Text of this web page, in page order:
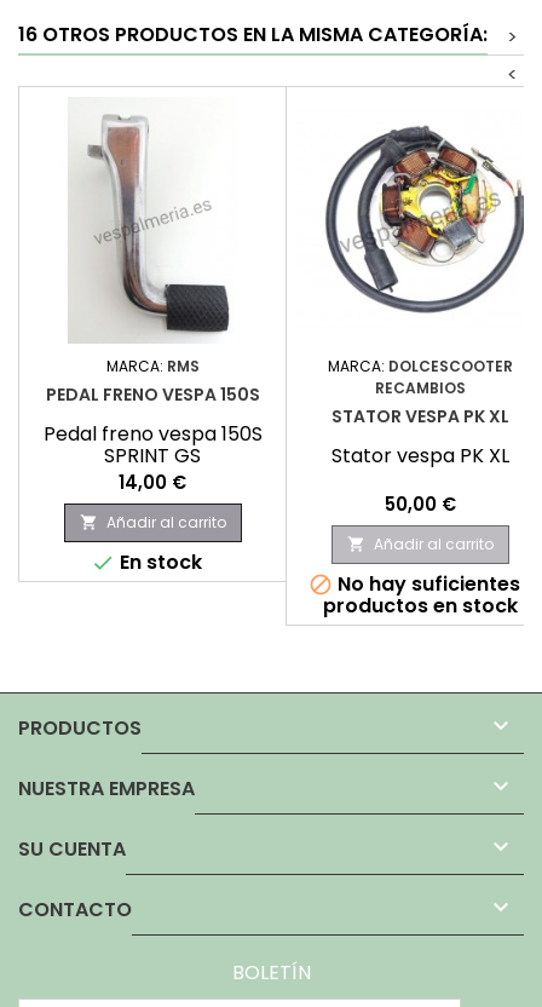
16 OTROS PRODUCTOS EN LA MISMA CATEGORÍA:
>
<
MARCA: RMS
PEDAL FRENO VESPA 150S
Pedal freno vespa 150S
SPRINT GS
Precio
14,00 €
 Añadir al carrito
 En stock
MARCA: DOLCESCOOTER
RECAMBIOS
STATOR VESPA PK XL
Stator vespa PK XL
Precio
50,00 €
 Añadir al carrito
 No hay suficientes
productos en stock
PRODUCTOS 
NUESTRA EMPRESA 
SU CUENTA 
CONTACTO 
BOLETÍN